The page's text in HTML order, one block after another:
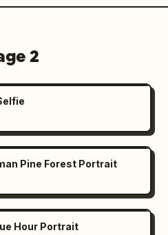
2
Pine Forest Portrait
Hour Portrait